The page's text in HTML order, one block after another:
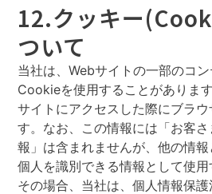
12.クッキー
ついて
当社は、Webサイトの一部のコン
Cookieを使用することがありま
サイトにアクセスした際にブラ
す。なお、この情報には「お客
報」は含まれませんが、他の情
個人を識別できる情報として使用
その場合、当社は、個人情報保